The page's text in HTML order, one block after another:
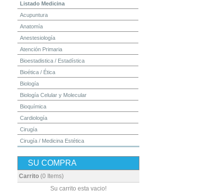
Listado Medicina
Acupuntura
Anatomía
Anestesiología
Atención Primaria
Bioestadistica / Estadística
Bioética / Ética
Biología
Biología Celular y Molecular
Bioquímica
Cardiología
Cirugía
Cirugía / Medicina Estética
Dermatología
Diagnóstico por Imagen / Radiología
SU COMPRA
Carrito (0 Items)
Su carrito esta vacio!